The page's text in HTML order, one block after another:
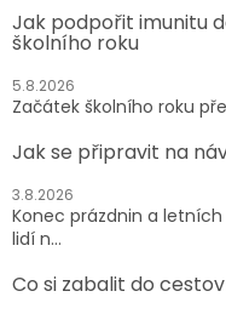
Jak podpořit imunitu
školního roku
5.8.2026
Začátek školního roku
Jak se připravit na
3.8.2026
Konec prázdnin a
lidí n...
Co si zabalit do